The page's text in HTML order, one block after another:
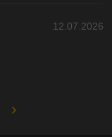
12.07.2026